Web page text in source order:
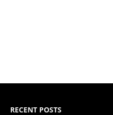
RECENT POSTS